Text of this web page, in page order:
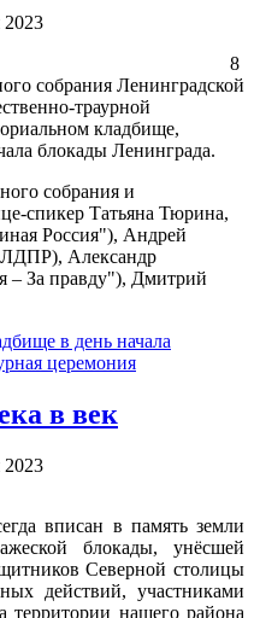
2023
8
собрания Ленинградской
траурной
кладбище,
блокады Ленинграда.
собрания и
спикер Татьяна Тюрина,
Россия"), Андрей
ЛДПР), Александр
– За правду"), Дмитрий
в день начала
церемония
в век
2023
вписан в память земли
блокады, унёсшей
Северной столицы
действий, участниками
территории нашего района